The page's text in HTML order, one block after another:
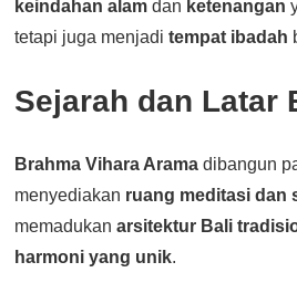
keindahan alam dan ketenangan
tetapi juga menjaditempat ibadah
Sejarah dan Latar
Brahma Vihara Arama dibangun
menyediakan ruang meditasi dan
memadukanarsitektur Bali
harmoni yang unik.